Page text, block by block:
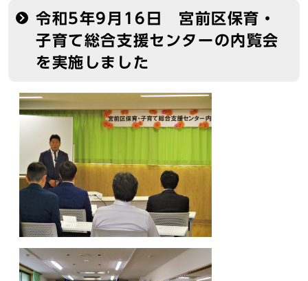
令和5年9月16日 宮前区保育・
子育て総合支援センターの内覧会
を実施しました